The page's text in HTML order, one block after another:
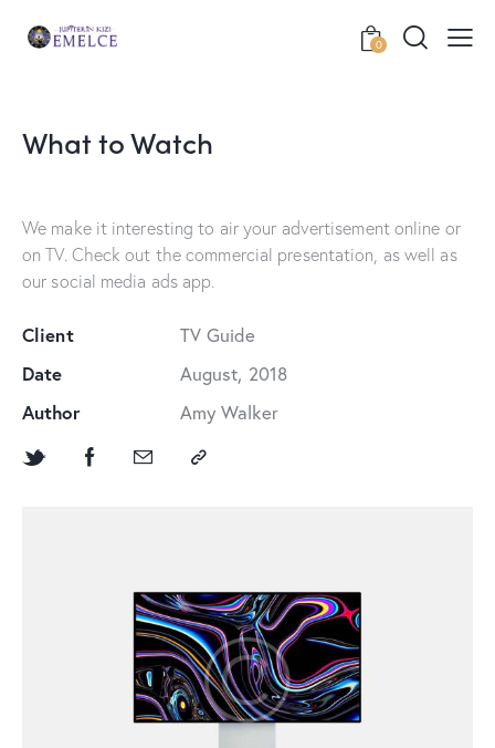
0
What to Watch
We make it interesting to air your advertisement online or
on TV. Check out the commercial presentation, as well as
our social media ads app.
Client
TV Guide
Date
August, 2018
Author
Amy Walker